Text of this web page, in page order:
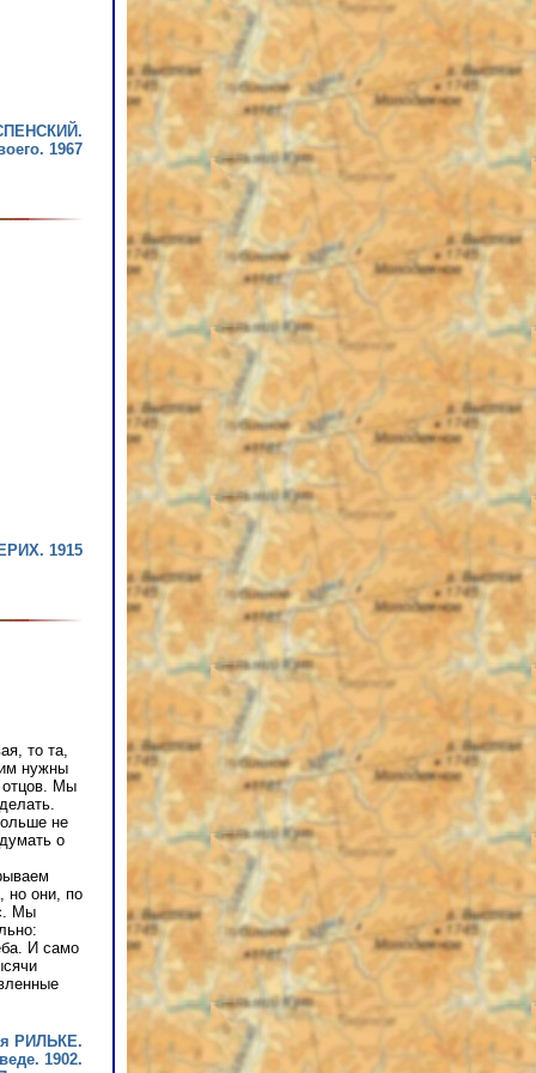
1967
1915
то та,
нужны
отцов. Мы
не
о
но они, по
Мы
И само
РИЛЬКЕ.
1902.